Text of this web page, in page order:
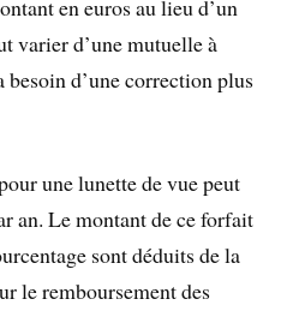
en euros au lieu d’un
varier d’une mutuelle à
besoin d’une correction plus
une lunette de vue peut
an. Le montant de ce forfait
sont déduits de la
le remboursement des